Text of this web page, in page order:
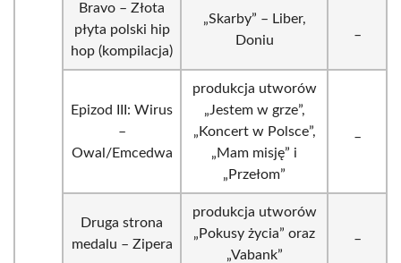
Bravo – Złota
płyta polski hip
hop (kompilacja)
„Skarby” – Liber,
Doniu
Epizod III: Wirus
–
Owal/Emcedwa
produkcja utworów
„Jestem w grze”,
„Koncert w Polsce”,
„Mam misję” i
„Przełom”
Druga strona
medalu – Zipera
produkcja utworów
„Pokusy życia” oraz
„Vabank”